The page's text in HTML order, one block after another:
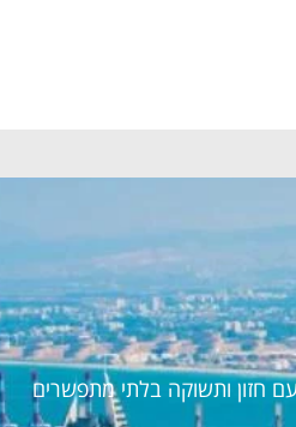
עם חזון ותשוקה בלתי מתפשרים